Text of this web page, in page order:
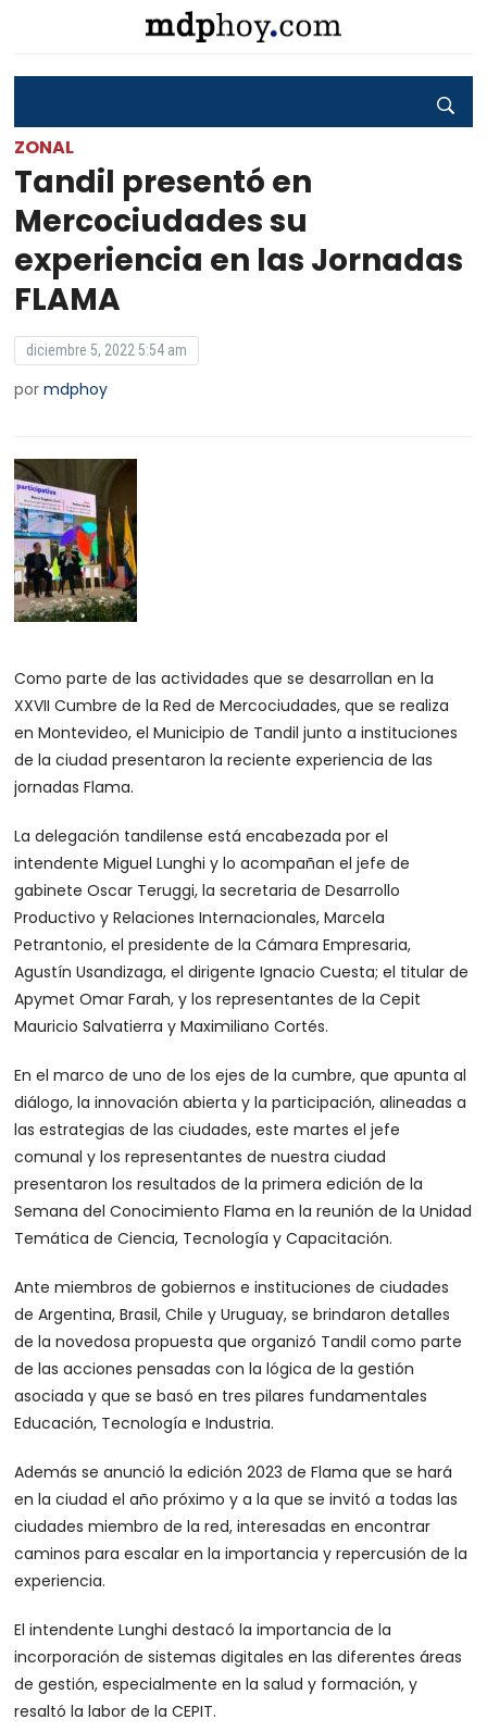
ZONAL
Tandil presentó en
Mercociudades su
experiencia en las Jornadas
FLAMA
diciembre 5, 2022 5:54 am
pormdphoy
Como parte de las actividades que se desarrollan en la
XXVII Cumbre de la Red de Mercociudades, que se realiza
en Montevideo, el Municipio de Tandil junto a instituciones
de la ciudad presentaron la reciente experiencia de las
jornadas Flama.
La delegación tandilense está encabezada por el
intendente Miguel Lunghi y lo acompañan el jefe de
gabinete Oscar Teruggi, la secretaria de Desarrollo
Productivo y Relaciones Internacionales, Marcela
Petrantonio, el presidente de la Cámara Empresaria,
Agustín Usandizaga, el dirigente Ignacio Cuesta; el titular de
Apymet Omar Farah, y los representantes de la Cepit
Mauricio Salvatierra y Maximiliano Cortés.
En el marco de uno de los ejes de la cumbre, que apunta al
diálogo, la innovación abierta y la participación, alineadas a
las estrategias de las ciudades, este martes el jefe
comunal y los representantes de nuestra ciudad
presentaron los resultados de la primera edición de la
Semana del Conocimiento Flama en la reunión de la Unidad
Temática de Ciencia, Tecnología y Capacitación.
Ante miembros de gobiernos e instituciones de ciudades
de Argentina, Brasil, Chile y Uruguay, se brindaron detalles
de la novedosa propuesta que organizó Tandil como parte
de las acciones pensadas con la lógica de la gestión
asociada y que se basó en tres pilares fundamentales
Educación, Tecnología e Industria.
Además se anunció la edición 2023 de Flama que se hará
en la ciudad el año próximo y a la que se invitó a todas las
ciudades miembro de la red, interesadas en encontrar
caminos para escalar en la importancia y repercusión de la
experiencia.
El intendente Lunghi destacó la importancia de la
incorporación de sistemas digitales en las diferentes áreas
de gestión, especialmente en la salud y formación, y
resaltó la labor de la CEPIT.